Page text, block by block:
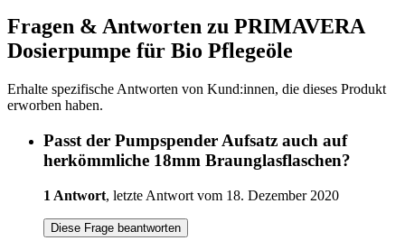
Fragen & Antworten zu PRIMAVERA
Dosierpumpe für Bio Pflegeöle
Erhalte spezifische Antworten von Kund:innen, die dieses Produkt
erworben haben.
Passt der Pumpspender Aufsatz auch auf
herkömmliche 18mm Braunglasflaschen?
1 Antwort, letzte Antwort vom 18. Dezember 2020
Diese Frage beantworten